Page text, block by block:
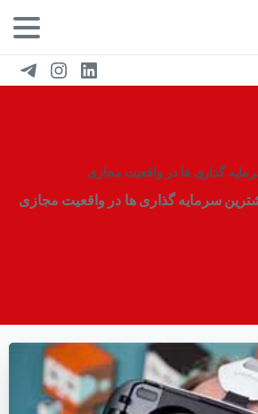
گذاری ها در واقعیت مجازی
سرمایه گذاری ها در واقعیت مجازی